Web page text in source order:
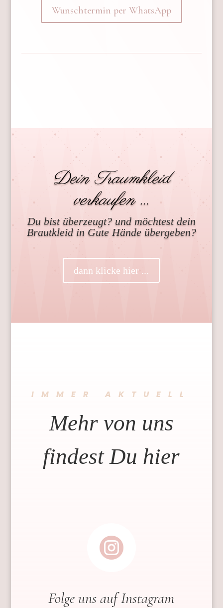
Wunschtermin per WhatsApp
Dein Traumkleid
verkaufen …
Du bist überzeugt? und möchtest dein
Brautkleid in Gute Hände übergeben?
dann klicke hier ...
IMMER AKTUELL
Mehr von uns
findest Du hier

Folge uns auf Instagram